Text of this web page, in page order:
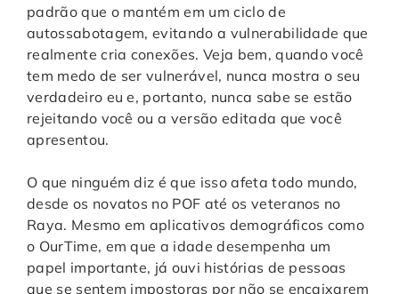
padrão que o mantém em um ciclo de
autossabotagem, evitando a vulnerabilidade que
realmente cria conexões. Veja bem, quando você
tem medo de ser vulnerável, nunca mostra o seu
verdadeiro eu e, portanto, nunca sabe se estão
rejeitando você ou a versão editada que você
apresentou.
O que ninguém diz é que isso afeta todo mundo,
desde os novatos no POF até os veteranos no
Raya. Mesmo em aplicativos demográficos como
o OurTime, em que a idade desempenha um
papel importante, já ouvi histórias de pessoas
que se sentem impostoras por não se encaixarem